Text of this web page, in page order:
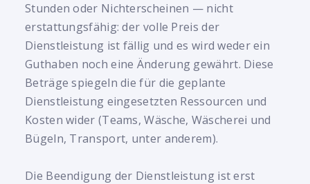
Stunden oder Nichterscheinen — nicht
erstattungsfähig: der volle Preis der
Dienstleistung ist fällig und es wird weder ein
Guthaben noch eine Änderung gewährt. Diese
Beträge spiegeln die für die geplante
Dienstleistung eingesetzten Ressourcen und
Kosten wider (Teams, Wäsche, Wäscherei und
Bügeln, Transport, unter anderem).
Die Beendigung der Dienstleistung ist erst